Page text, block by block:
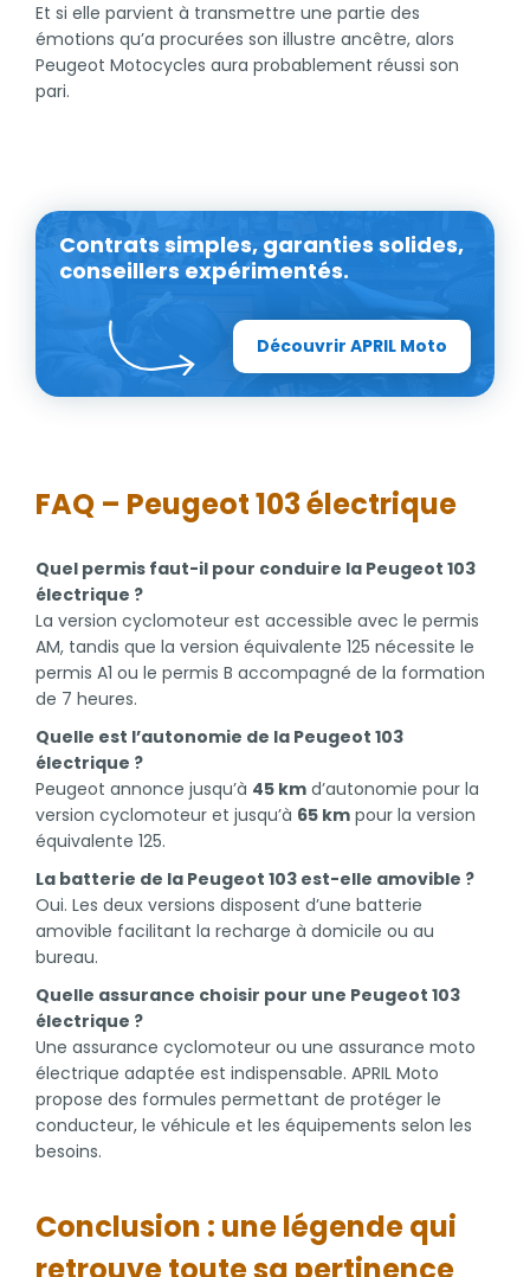
Et si elle parvient à transmettre une partie des
émotions qu’a procurées son illustre ancêtre, alors
Peugeot Motocycles aura probablement réussi son
pari.
Contrats simples, garanties solides,
conseillers expérimentés.
Découvrir APRIL Moto
FAQ – Peugeot 103 électrique
Quel permis faut-il pour conduire la Peugeot 103
électrique ?
La version cyclomoteur est accessible avec le permis
AM, tandis que la version équivalente 125 nécessite le
permis A1 ou le permis B accompagné de la formation
de 7 heures.
Quelle est l’autonomie de la Peugeot 103
électrique ?
Peugeot annonce jusqu’à 45 km d’autonomie pour la
version cyclomoteur et jusqu’à 65 km pour la version
équivalente 125.
La batterie de la Peugeot 103 est-elle amovible ?
Oui. Les deux versions disposent d’une batterie
amovible facilitant la recharge à domicile ou au
bureau.
Quelle assurance choisir pour une Peugeot 103
électrique ?
Une assurance cyclomoteur ou une assurance moto
électrique adaptée est indispensable. APRIL Moto
propose des formules permettant de protéger le
conducteur, le véhicule et les équipements selon les
besoins.
Conclusion : une légende qui